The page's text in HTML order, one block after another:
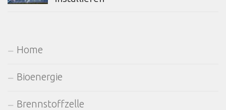
Home
Bioenergie
Brennstoffzelle